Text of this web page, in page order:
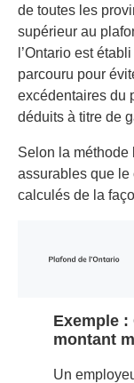
de toutes les
supérieur au
l’Ontario est
parcouru pour
excédentaires du
déduits à titre de
Selon la méthode
assurables que le
calculés de la
Exemple
montant
Un